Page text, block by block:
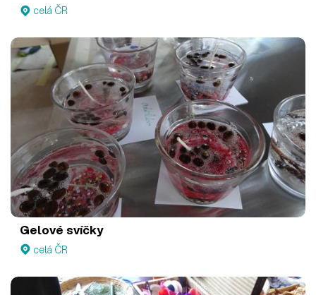
celá ČR
Gelové svíčky
celá ČR